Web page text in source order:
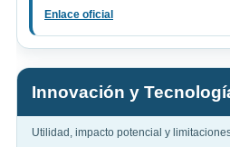
Enlace oficial
Innovación y
Utilidad, impacto potencial y